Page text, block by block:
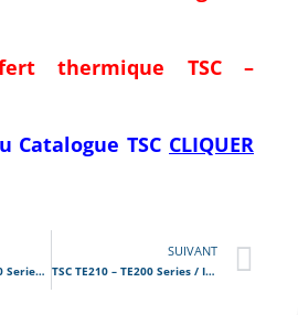
thermique TSC –
CatalogueTSC CLIQUER
TSC MH640T – MH240 Series / Imprimante d’étiquettes industrielle hautes performances
SUIVANT
TSC TE210 – TE200 Series / Imprimante d’étiquettes de bureau hautes performances